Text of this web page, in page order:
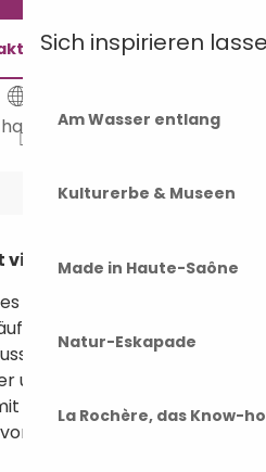
Sich inspirieren
Am Wasser entlang
Kulturerbe & Museen
Made in Haute-Saône
Natur-Eskapade
La Rochère, das Know-
Sie uns
saone.com
Wasserläufen
ist mit seinen
(u. a. dem Ognon,
des Departements)
und bietet zahlreiche
verschiedenen
Angelkarten im